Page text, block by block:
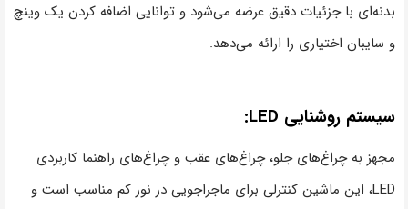
بدنه‌ای با جزئیات دقیق عرضه می‌شود و توانایی اضافه کردن یک وینچ
و سایبان اختیاری را ارائه می‌دهد.
سیستم روشنایی LED:
مجهز به چراغ‌های جلو، چراغ‌های عقب و چراغ‌های راهنما کاربردی
LED، این ماشین کنترلی برای ماجراجویی در نور کم مناسب است و